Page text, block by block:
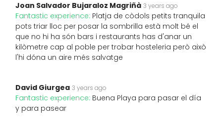
Joan Salvador Bujaraloz Magriñà 3 years ago
Fantastic experience: Platja de còdols petits tranquila
pots triar lloc per posar la sombrilla està molt bé el
que no hi ha són bars i restaurants has d'anar un
kilòmetre cap al poble per trobar hosteleria però això
l'hi dóna un aire més salvatge
David Giurgea 3 years ago
Fantastic experience: Buena Playa para pasar el día
y para pasear